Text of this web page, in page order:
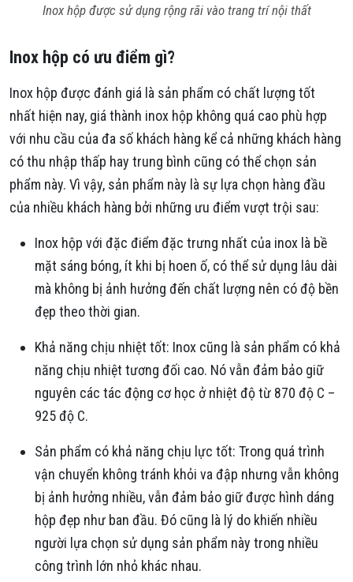
Inox hộp được sử dụng rộng rãi vào trang trí nội thất
Inox hộp có ưu điểm gì?
Inox hộp được đánh giá là sản phẩm có chất lượng tốt
nhất hiện nay, giá thành inox hộp không quá cao phù hợp
với nhu cầu của đa số khách hàng kể cả những khách hàng
có thu nhập thấp hay trung bình cũng có thể chọn sản
phẩm này. Vì vậy, sản phẩm này là sự lựa chọn hàng đầu
của nhiều khách hàng bởi những ưu điểm vượt trội sau:
Inox hộp với đặc điểm đặc trưng nhất của inox là bề
mặt sáng bóng, ít khi bị hoen ố, có thể sử dụng lâu dài
mà không bị ảnh hưởng đến chất lượng nên có độ bền
đẹp theo thời gian.
Khả năng chịu nhiệt tốt: Inox cũng là sản phẩm có khả
năng chịu nhiệt tương đối cao. Nó vẫn đảm bảo giữ
nguyên các tác động cơ học ở nhiệt độ từ 870 độ C –
925 độ C.
Sản phẩm có khả năng chịu lực tốt: Trong quá trình
vận chuyển không tránh khỏi va đập nhưng vẫn không
bị ảnh hưởng nhiều, vẫn đảm bảo giữ được hình dáng
hộp đẹp như ban đầu. Đó cũng là lý do khiến nhiều
người lựa chọn sử dụng sản phẩm này trong nhiều
công trình lớn nhỏ khác nhau.